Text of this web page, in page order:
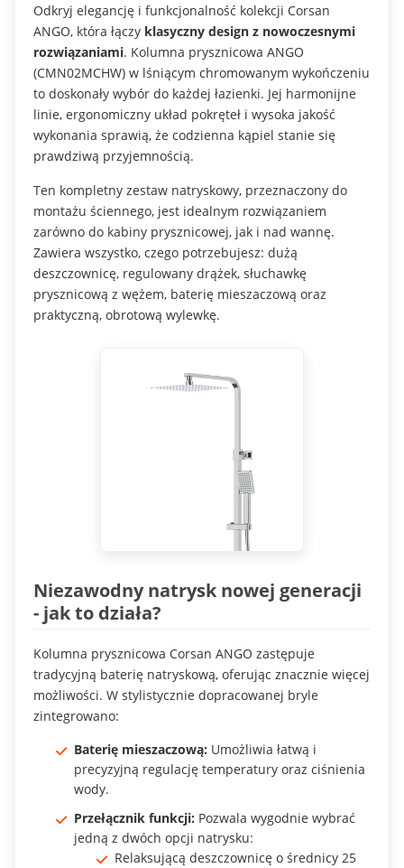
Odkryj elegancję i funkcjonalność kolekcji Corsan
ANGO, która łączy klasyczny design z nowoczesnymi
rozwiązaniami. Kolumna prysznicowa ANGO
(CMN02MCHW) w lśniącym chromowanym wykończeniu
to doskonały wybór do każdej łazienki. Jej harmonijne
linie, ergonomiczny układ pokręteł i wysoka jakość
wykonania sprawią, że codzienna kąpiel stanie się
prawdziwą przyjemnością.
Ten kompletny zestaw natryskowy, przeznaczony do
montażu ściennego, jest idealnym rozwiązaniem
zarówno do kabiny prysznicowej, jak i nad wannę.
Zawiera wszystko, czego potrzebujesz: dużą
deszczownicę, regulowany drążek, słuchawkę
prysznicową z wężem, baterię mieszaczową oraz
praktyczną, obrotową wylewkę.
Niezawodny natrysk nowej generacji
- jak to działa?
Kolumna prysznicowa Corsan ANGO zastępuje
tradycyjną baterię natryskową, oferując znacznie więcej
możliwości. W stylistycznie dopracowanej bryle
zintegrowano:
Baterię mieszaczową: Umożliwia łatwą i
precyzyjną regulację temperatury oraz ciśnienia
wody.
Przełącznik funkcji: Pozwala wygodnie wybrać
jedną z dwóch opcji natrysku:
Relaksującą deszczownicę o średnicy 25